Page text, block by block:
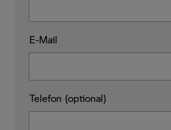
E-Mail
Telefon (optional)